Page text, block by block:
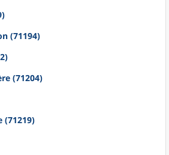
(71194)
(71204)
(71219)